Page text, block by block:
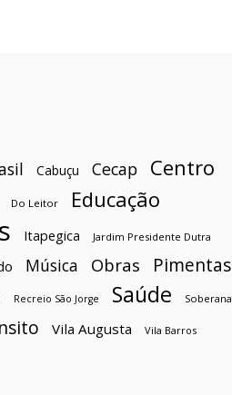
Cabuçu Cecap Centro
Do Leitor Educação
Itapegica Jardim Presidente Dutra
Música Obras Pimentas
Recreio São Jorge Saúde Soberana
Vila Augusta Vila Barros